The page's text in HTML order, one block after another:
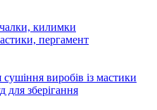
килимки
пергамент
виробів із мастики
для зберігання